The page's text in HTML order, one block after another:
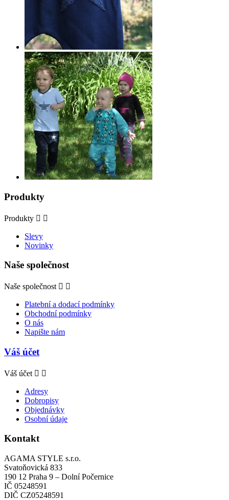
Produkty
Produkty  
Slevy
Novinky
Naše společnost
Naše společnost  
Platební a dodací podmínky
Obchodní podmínky
O nás
Napište nám
Váš účet
Váš účet  
Adresy
Dobropisy
Objednávky
Osobní údaje
Kontakt
AGAMA STYLE s.r.o.
Svatoňovická 833
190 12 Praha 9 – Dolní Počernice
IČ 05248591
DIČ CZ05248591